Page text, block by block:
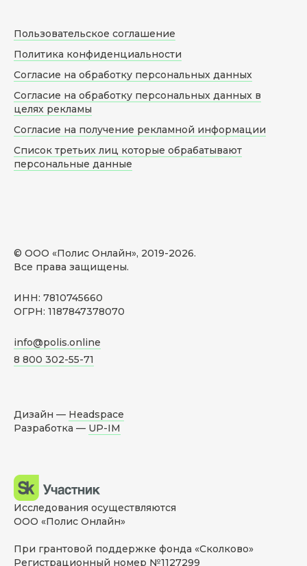
© ООО «Полис Онлайн», 2019-2026.
Все права защищены.
ИНН: 7810745660
ОГРН: 1187847378070
info@polis.online
8 800 302-55-71
Пользовательское соглашение
Политика конфиденциальности
Согласие на обработку персональных данных
Согласие на обработку персональных данных в
целях рекламы
Согласие на получение рекламной информации
Список третьих лиц которые обрабатывают
персональные данные
Дизайн — Headspace
Разработка — UP-IM
Исследования осуществляются
ООО «Полис Онлайн»
При грантовой поддержке фонда «Сколково»
Регистрационный номер №1127299